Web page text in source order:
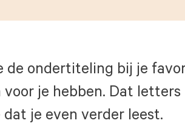
de ondertiteling bij je
voor je hebben. Dat
dat je even verder leest.